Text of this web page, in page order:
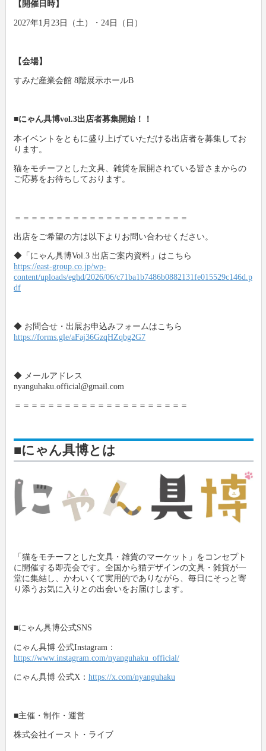
【開催日時】
2027年1月23日（土）・24日（日）
【会場】
すみだ産業会館 8階展示ホールB
■にゃん具博vol.3出店者募集開始！！
本イベントをともに盛り上げていただける出店者を募集してお
ります。
猫をモチーフとした文具、雑貨を展開されている皆さまからの
ご応募をお待ちしております。
＝＝＝＝＝＝＝＝＝＝＝＝＝＝＝＝＝＝＝＝＝
出店をご希望の方は以下よりお問い合わせください。
◆「にゃん具博Vol.3 出店ご案内資料」はこちら
https://east-group.co.jp/wp-
content/uploads/eghd/2026/06/c71ba1b7486b0882131fe015529c146d.p
df
◆ お問合せ・出展お申込みフォームはこちら
https://forms.gle/aFaj36GzqHZqbg2G7
◆ メールアドレス
nyanguhaku.official@gmail.com
＝＝＝＝＝＝＝＝＝＝＝＝＝＝＝＝＝＝＝＝＝
■にゃん具博とは
「猫をモチーフとした文具・雑貨のマーケット」をコンセプト
に開催する即売会です。全国から猫デザインの文具・雑貨が一
堂に集結し、かわいくて実用的でありながら、毎日にそっと寄
り添うお気に入りとの出会いをお届けします。
■にゃん具博公式SNS
にゃん具博 公式Instagram：
https://www.instagram.com/nyanguhaku_official/
にゃん具博 公式X： https://x.com/nyanguhaku
■主催・制作・運営
株式会社イースト・ライブ